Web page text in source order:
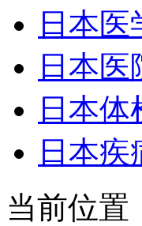
日本医
日本医
日本体
日本疾
当前位置